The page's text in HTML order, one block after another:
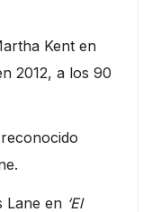
Kent en
2012, a los 90
Lane en ‘El